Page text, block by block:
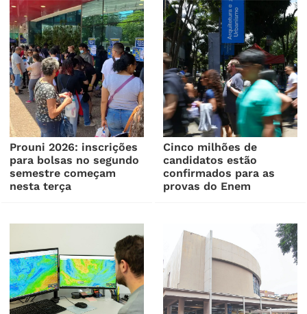
Prouni 2026: inscrições
para bolsas no segundo
semestre começam
nesta terça
Cinco milhões de
candidatos estão
confirmados para as
provas do Enem